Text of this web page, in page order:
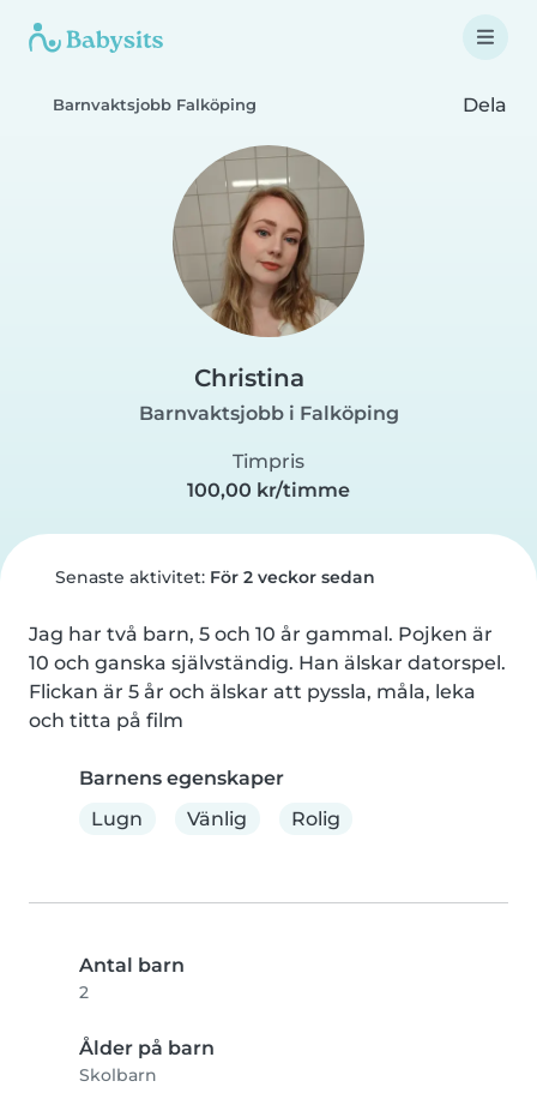
Barnvaktsjobb Falköping Dela
Christina
Barnvaktsjobb i Falköping
Timpris
100,00 kr/timme
Senaste aktivitet: För 2 veckor sedan
Jag har två barn, 5 och 10 år gammal. Pojken är
10 och ganska självständig. Han älskar datorspel.
Flickan är 5 år och älskar att pyssla, måla, leka
och titta på film
Barnens egenskaper
Lugn
Vänlig Rolig
Antal barn
2
Ålder på barn
Skolbarn